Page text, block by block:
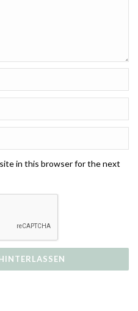
in this browser for the next